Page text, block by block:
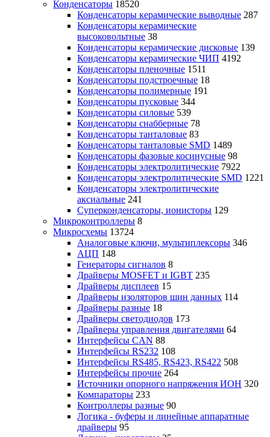
Конденсаторы 18520
Конденсаторы керамические выводные 287
Конденсаторы керамические
высоковольтные 38
Конденсаторы керамические дисковые 139
Конденсаторы керамические ЧИП 4192
Конденсаторы пленочные 1511
Конденсаторы подстроечные 18
Конденсаторы полимерные 191
Конденсаторы пусковые 344
Конденсаторы силовые 539
Конденсаторы снабберные 78
Конденсаторы танталовые 83
Конденсаторы танталовые SMD 1489
Конденсаторы фазовые косинусные 98
Конденсаторы электролитические 7922
Конденсаторы электролитические SMD 1221
Конденсаторы электролитические
аксиальные 241
Суперконденсаторы, ионисторы 129
Микроконтроллеры 8
Микросхемы 13724
Аналоговые ключи, мультиплексоры 346
АЦП 148
Генераторы сигналов 8
Драйверы MOSFET и IGBT 235
Драйверы дисплеев 15
Драйверы изоляторов шин данных 114
Драйверы разные 18
Драйверы светодиодов 173
Драйверы управления двигателями 64
Интерфейсы CAN 88
Интерфейсы RS232 108
Интерфейсы RS485, RS423, RS422 508
Интерфейсы прочие 264
Источники опорного напряжения ИОН 320
Компараторы 233
Контроллеры разные 90
Логика - буферы и линейные аппаратные
драйверы 95